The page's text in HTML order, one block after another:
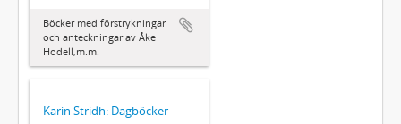
Böcker med förstrykningar
och anteckningar av Åke
Hodell,m.m.
Karin Stridh: Dagböcker